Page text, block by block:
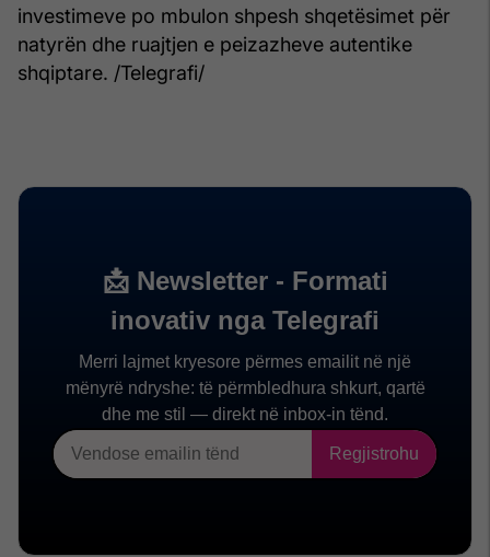
investimeve po mbulon shpesh shqetësimet për
natyrën dhe ruajtjen e peizazheve autentike
shqiptare. /Telegrafi/